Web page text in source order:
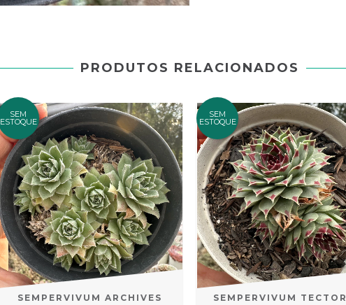
PRODUTOS RELACIONADOS
SEM
ESTOQUE
SEMPERVIVUM ARCHIVES
SEM
ESTOQUE
SEMPERVIVUM